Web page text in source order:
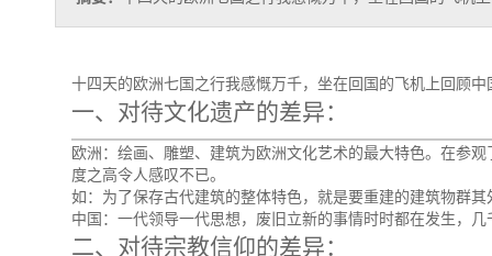
十四天的欧洲七国之行我感慨万千，坐在回国的飞机上回顾
一、对待文化遗产的差异：
欧洲：绘画、雕塑、建筑为欧洲文化艺术的最大特色。在参
度之高令人感叹不已。
如：为了保存古代建筑的整体特色，就是要重建的建筑物群
中国：一代领导一代思想，废旧立新的事情时时都在发生，
二、对待宗教信仰的差异：